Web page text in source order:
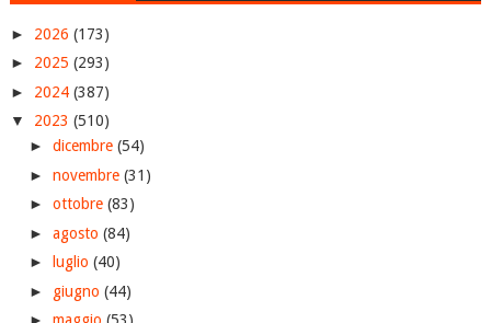
► 2026 (173)
► 2025 (293)
► 2024 (387)
▼ 2023 (510)
► dicembre (54)
► novembre (31)
► ottobre (83)
► agosto (84)
►
luglio (40)
► giugno (44)